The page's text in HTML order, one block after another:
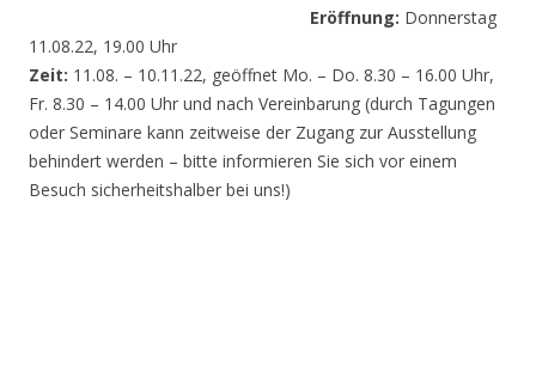
Eröffnung: Donnerstag
11.08.22, 19.00 Uhr
Zeit: 11.08. – 10.11.22, geöffnet Mo. – Do. 8.30 – 16.00 Uhr,
Fr. 8.30 – 14.00 Uhr und nach Vereinbarung (durch Tagungen
oder Seminare kann zeitweise der Zugang zur Ausstellung
behindert werden – bitte informieren Sie sich vor einem
Besuch sicherheitshalber bei uns!)